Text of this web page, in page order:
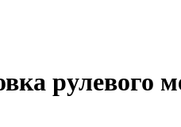
рулевого